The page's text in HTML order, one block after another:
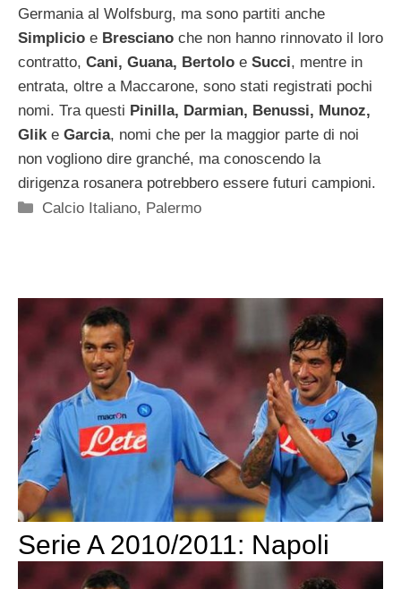
Germania al Wolfsburg, ma sono partiti anche
Simplicio e Bresciano che non hanno rinnovato il loro
contratto, Cani, Guana, Bertolo e Succi, mentre in
entrata, oltre a Maccarone, sono stati registrati pochi
nomi. Tra questi Pinilla, Darmian, Benussi, Munoz,
Glike Garcia, nomi che per la maggior parte di noi
non vogliono dire granché, ma conoscendo la
dirigenza rosanera potrebbero essere futuri campioni.
Categorie
Calcio Italiano, Palermo
Serie A 2010/2011: Napoli